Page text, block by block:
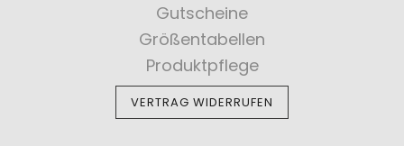
Gutscheine
Größentabellen
Produktpflege
VERTRAG WIDERRUFEN